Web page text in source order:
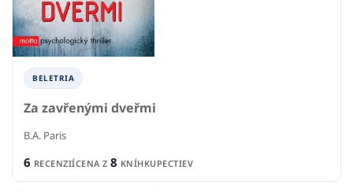
BELETRIA
Za zavřenými dveřmi
B.A. Paris
6 RECENZIÍCENA Z 8 KNÍHKUPECTIEV